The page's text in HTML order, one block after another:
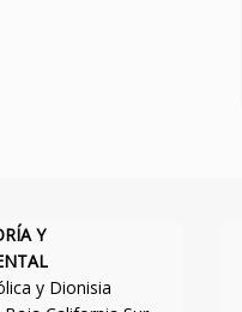
Y
y Dionisia